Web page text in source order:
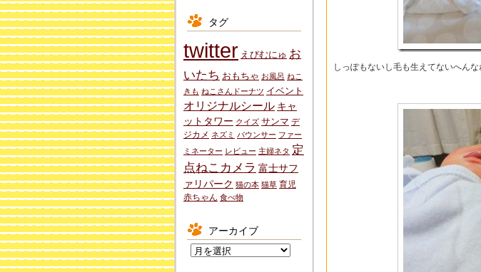
しっぽもないし毛も生えてないへんな
タグ
twitter えびむにゅ お
いたち おもちゃ お風呂 ねこ
きも ねこさんドーナツ イベント
オリジナルシール キャ
ットタワー クイズ サンマ デ
ジカメ ネズミ バウンサー ファー
ミネーター レビュー 主婦ネタ 定
点ねこカメラ 富士サフ
ァリパーク 猫の本 猫草 育児
赤ちゃん 食べ物
アーカイブ